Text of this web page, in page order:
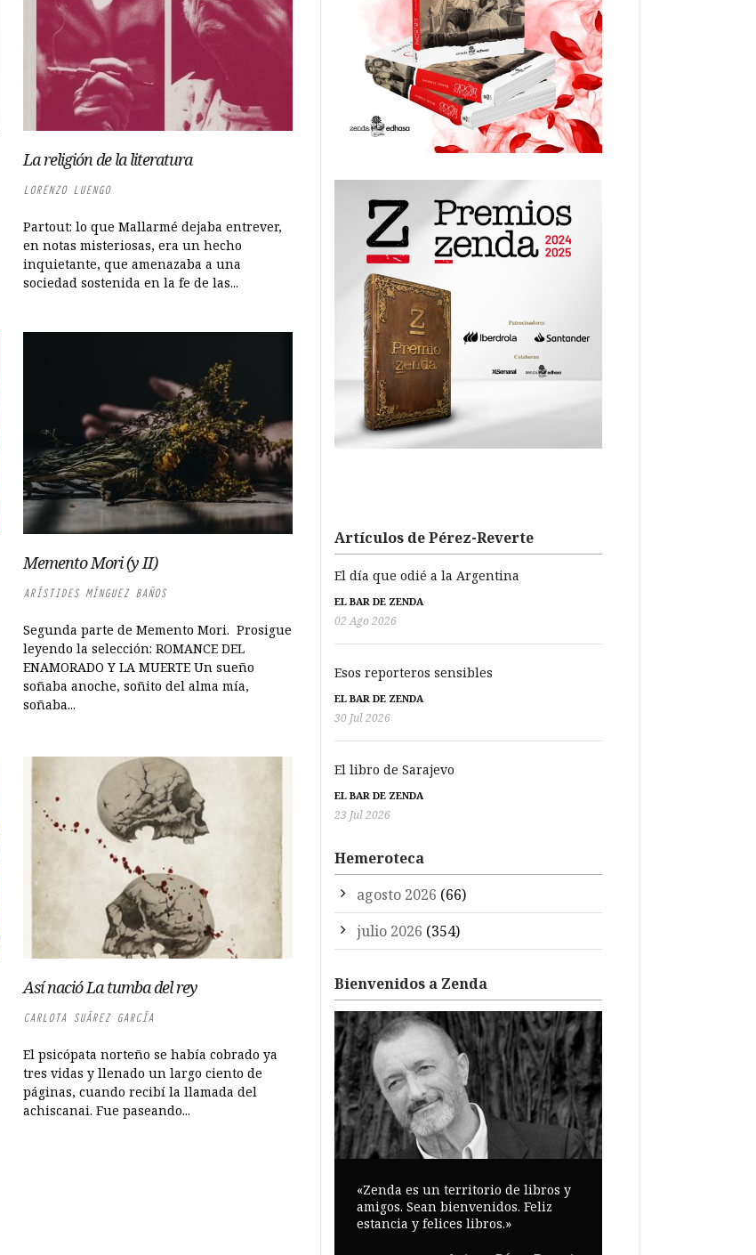
La religión de la literatura
LORENZO LUENGO
Partout: lo que Mallarmé dejaba entrever,
en notas misteriosas, era un hecho
inquietante, que amenazaba a una
sociedad sostenida en la fe de las...
Memento Mori (y II)
ARÍSTIDES MÍNGUEZ BAÑOS
Segunda parte de Memento Mori. Prosigue
leyendo la selección: ROMANCE DEL
ENAMORADO Y LA MUERTE Un sueño
soñaba anoche, soñito del alma mía,
soñaba...
Así nació La tumba del rey
CARLOTA SUÁREZ GARCÍA
El psicópata norteño se había cobrado ya
tres vidas y llenado un largo ciento de
páginas, cuando recibí la llamada del
achiscanai. Fue paseando...
Artículos de Pérez-Reverte
El día que odié a la Argentina
EL BAR DE ZENDA
02 Ago 2026
Esos reporteros sensibles
EL BAR DE ZENDA
30 Jul 2026
El libro de Sarajevo
EL BAR DE ZENDA
23 Jul 2026
Hemeroteca
agosto 2026 (66)
julio 2026 (354)
Bienvenidos a Zenda
«Zenda es un territorio de libros y
amigos. Sean bienvenidos. Feliz
estancia y felices libros.»